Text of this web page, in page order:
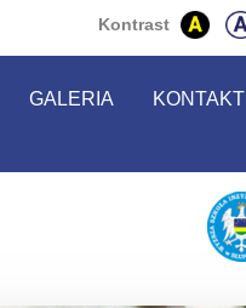
Kontrast
GALERIA KONTAKT